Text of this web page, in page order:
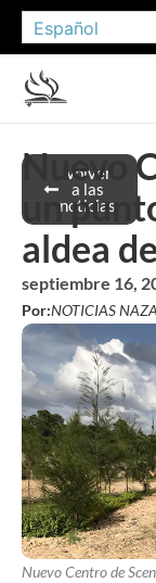
Español
Volver
a las
noticias
Nuevo
un
aldea
septiembre 16,
Por:NOTICIAS
Nuevo Centro de